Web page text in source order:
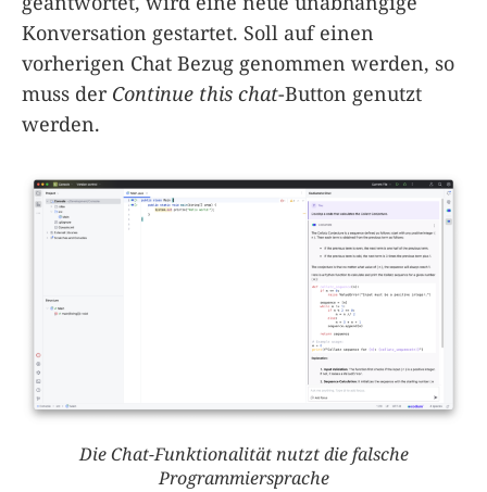
Konversation gestartet. Soll auf einen
vorherigen Chat Bezug genommen werden, so
muss der Continue this chat-Button genutzt
werden.
Die Chat-Funktionalität nutzt die falsche
Programmiersprache